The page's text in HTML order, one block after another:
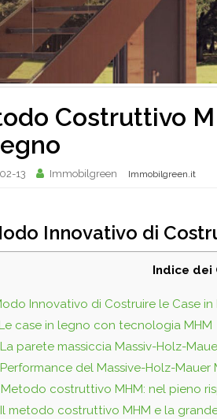
Costruttivo
13 Immobilgreen Immobilgreen.it
Innovativo di
Indice
Innovativo di Costruire le Case
case in legno con tecnologia MHM
La parete massiccia Massiv-Holz-
Performance del Massive-Holz-Mauer
costruttivo MHM: nel pieno
metodo costruttivo MHM e la